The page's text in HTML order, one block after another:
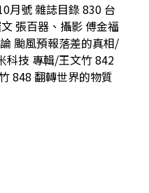
月號 雜誌目錄 830 台
張百器、攝影 傅金福
颱風預報落差的真相/
科技 專輯/王文竹 842
848 翻轉世界的物質